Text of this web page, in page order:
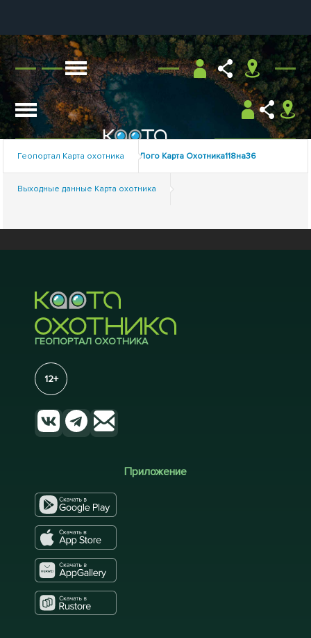
Геопортал Карта охотника
Выходные данные Карта охотника
Лого Карта Охотника118на36
ГЕОПОРТАЛ ОХОТНИКА
12+
Приложение